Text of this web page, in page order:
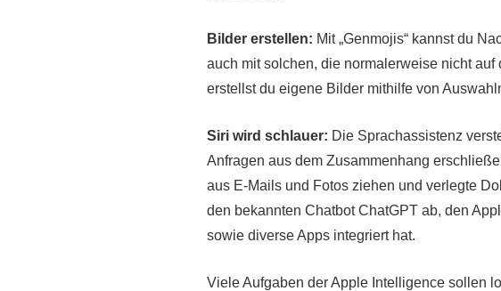
Bilder erstellen: Mit „Genmojis“ kannst du
auch mit solchen, die normalerweise nicht auf
erstellst du eigene Bilder mithilfe von
Siri wird schlauer: Die Sprachassistenz
Anfragen aus dem Zusammenhang
aus E-Mails und Fotos ziehen und verlegte
den bekannten Chatbot ChatGPT ab, den
sowie diverse Apps integriert hat.
Viele Aufgaben der Apple Intelligence sollen